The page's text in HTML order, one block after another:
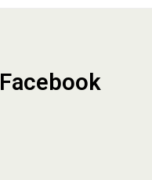
Facebook